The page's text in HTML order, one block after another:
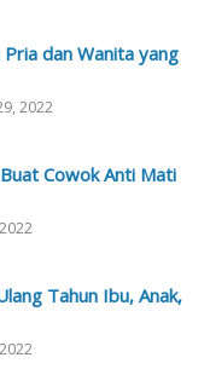
dan Wanita yang
2022
Cowok Anti Mati
Tahun Ibu, Anak,